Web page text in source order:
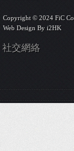
Copyright © 2024 FiC
Web Design By i2HK
社交網絡